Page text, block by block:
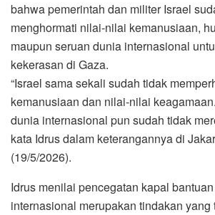
bahwa pemerintah dan militer Israel
menghormati nilai-nilai kemanusiaan,
maupun seruan dunia internasional
kekerasan di Gaza.
“Israel sama sekali sudah tidak
kemanusiaan dan nilai-nilai
dunia internasional pun sudah tidak
kata Idrus dalam keterangannya di
(19/5/2026).
Idrus menilai pencegatan kapal
internasional merupakan tindakan yang